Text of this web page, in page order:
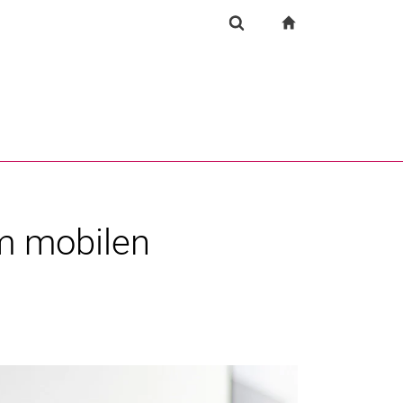
mobilen